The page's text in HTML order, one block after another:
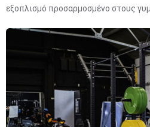
εξοπλισμό προσαρμοσμένο στους